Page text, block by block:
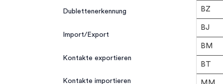
Dublettenerkennung
Import/Export
Kontakte exportieren
Kontakte importieren
BZ
BJ
BM
BT